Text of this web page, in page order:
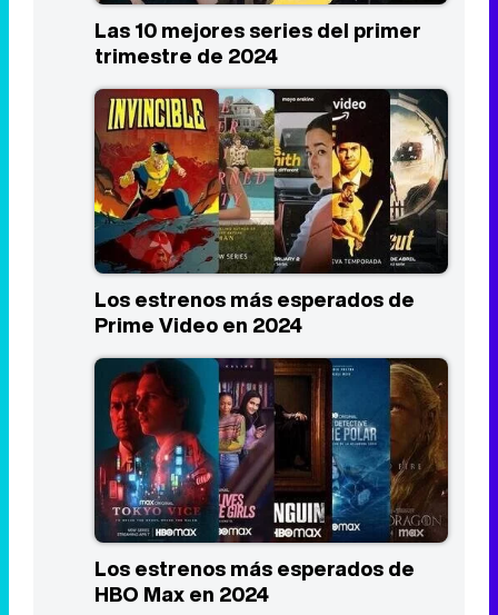
Las 10 mejores series del primer
trimestre de 2024
Los estrenos más esperados de
Prime Video en 2024
Los estrenos más esperados de
HBO Max en 2024